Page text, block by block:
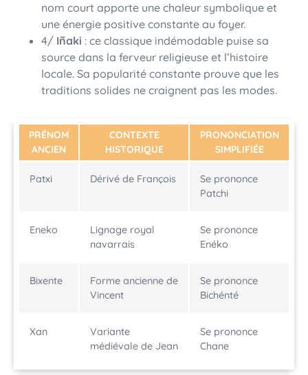
nom court apporte une chaleur symbolique et
une énergie positive constante au foyer.
4/ Iñaki : ce classique indémodable puise sa
source dans la ferveur religieuse et l’histoire
locale. Sa popularité constante prouve que les
traditions solides ne craignent pas les modes.
PRÉNOM
ANCIEN
CONTEXTE
HISTORIQUE
PRONONCIATION
SIMPLIFIÉE
Patxi Dérivé de François
Se prononce
Patchi
Eneko
Lignage royal
navarrais
Se prononce
Enéko
Bixente
Forme ancienne de
Vincent
Se prononce
Bichénté
Xan
Variante
médiévale de Jean
Se prononce
Chane